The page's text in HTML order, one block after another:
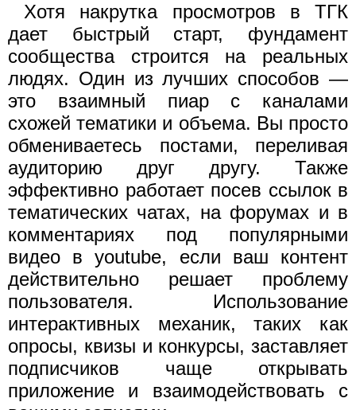
Хотя накрутка просмотров в ТГК
дает быстрый старт, фундамент
сообщества строится на реальных
людях. Один из лучших способов —
это взаимный пиар с каналами
схожей тематики и объема. Вы просто
обмениваетесь постами, переливая
аудиторию друг другу. Также
эффективно работает посев ссылок в
тематических чатах, на форумах и в
комментариях под популярными
видео в youtube, если ваш контент
действительно решает проблему
пользователя. Использование
интерактивных механик, таких как
опросы, квизы и конкурсы, заставляет
подписчиков чаще открывать
приложение и взаимодействовать с